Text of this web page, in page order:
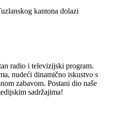
kantona dolazi
radio i televizijski program.
nudeći dinamično iskustvo s
zabavom. Postani dio naše
sadržajima!